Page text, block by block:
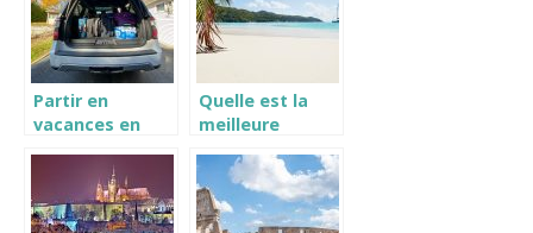
Partir en
vacances en
comment
organiser son
séjour ?
Quelle est la
meilleure
aller aux
Seychelles ?